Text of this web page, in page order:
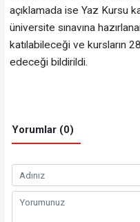
açıklamada ise Yaz Kursu
üniversite sınavına
katılabileceği ve kursların
edeceği bildirildi.
Yorumlar (0)